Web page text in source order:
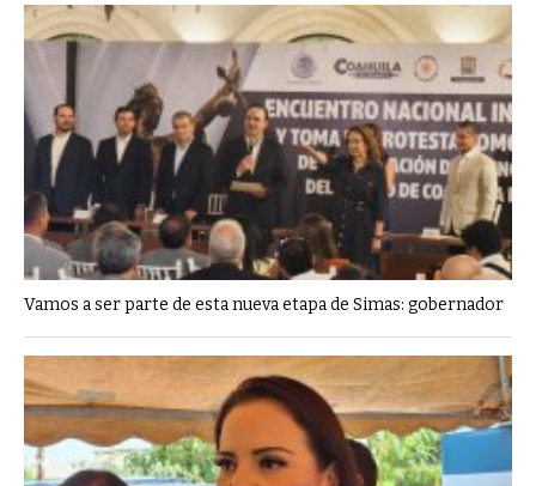
Vamos a ser parte de esta nueva etapa de Simas: gobernador